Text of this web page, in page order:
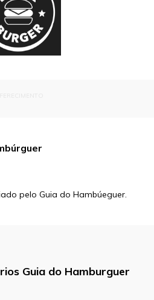
pelo Guia do Hambúeguer.
Guia do Hamburguer